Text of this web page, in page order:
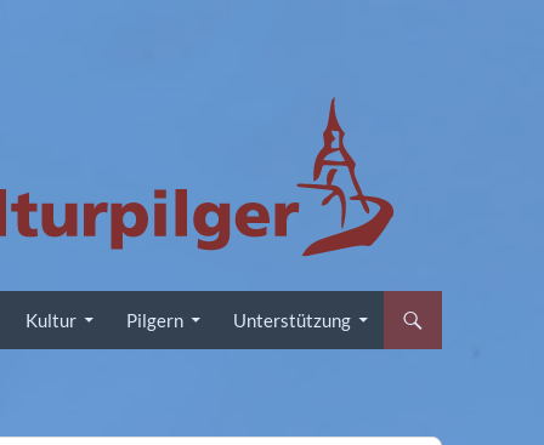
Kultur Pilgern Unterstützung